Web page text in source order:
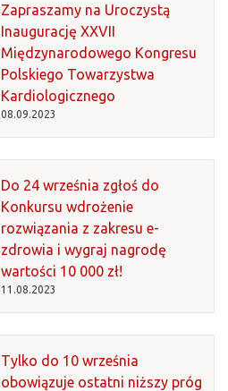
Zapraszamy na Uroczystą
Inaugurację XXVII
Międzynarodowego Kongresu
Polskiego Towarzystwa
Kardiologicznego
08.09.2023
Do 24 września zgłoś do
Konkursu wdrożenie
rozwiązania z zakresu e-
zdrowia i wygraj nagrodę
wartości 10 000 zł!
11.08.2023
Tylko do 10 września
obowiązuje ostatni niższy próg